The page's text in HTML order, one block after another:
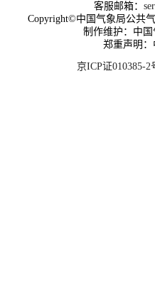
客服邮箱：
Copyright©中国气象局公共
制作维护：中
郑重声明
京ICP证010385-2